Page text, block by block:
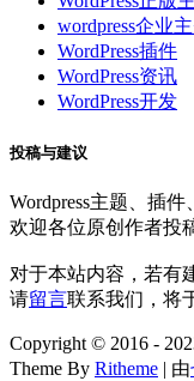
wordpress企业
WordPress插件
WordPress资讯
WordPress开发
投稿与建议
Wordpress主题、插件
欢迎各位原创作者投
对于本站内容，若有
请留言联系我们，将
Copyright © 2016 -
Theme By Ritheme | 由